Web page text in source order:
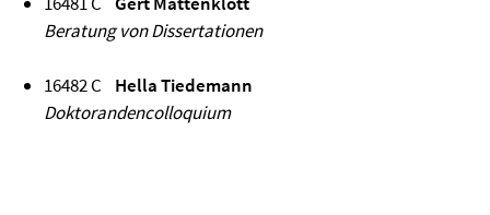
Beratung von Dissertationen
16482 C Hella Tiedemann
Doktorandencolloquium